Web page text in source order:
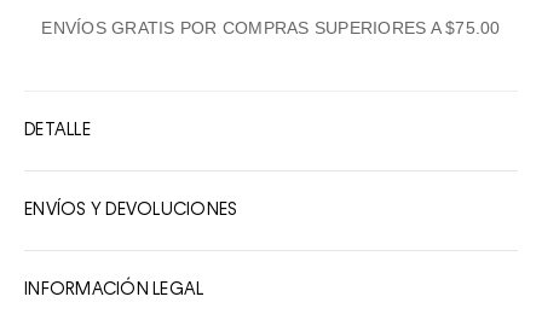
2
9
ENVÍOS GRATIS POR COMPRAS SUPERIORES A $75.00
DETALLE
ENVÍOS Y DEVOLUCIONES
INFORMACIÓN LEGAL